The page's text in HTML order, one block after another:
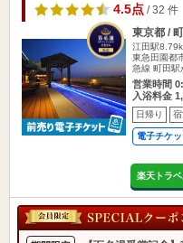
4.5点/ 32 件
東京都 /
江田駅
東急田園都
急線 町田駅
営業時間
入浴料金
日帰り
電子チケ
楽天トラ